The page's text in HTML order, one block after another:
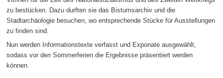
zu bestücken. Dazu durften sie das Bistumsarchiv und die
Stadtarchäologie besuchen, wo entsprechende Stücke für Ausstellungen
zu finden sind.
Nun werden Informationstexte verfasst und Exponate ausgewählt,
sodass vor den Sommerferien die Ergebnisse präsentiert werden
können.